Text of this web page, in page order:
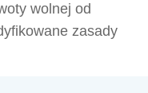
wolnej od
zasady